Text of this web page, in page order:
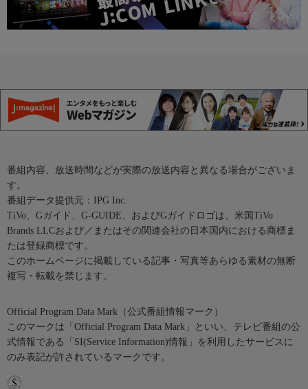
番組内容、放送時間などが実際の放送内容と異なる場合がございま
す。
番組データ提供元：IPG Inc.
TiVo、Gガイド、G-GUIDE、およびGガイドロゴは、米国TiVo
Brands LLCおよび／またはその関連会社の日本国内における商標ま
たは登録商標です。
このホームページに掲載している記事・写真等あらゆる素材の無断
複写・転載を禁じます。
Official Program Data Mark（公式番組情報マーク）
このマークは「Official Program Data Mark」といい、テレビ番組の公
式情報である「SI(Service Information)情報」を利用したサービスに
のみ表記が許されているマークです。